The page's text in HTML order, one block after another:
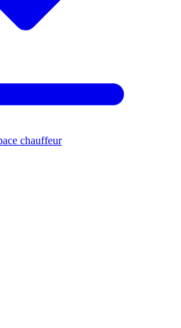
chauffeur